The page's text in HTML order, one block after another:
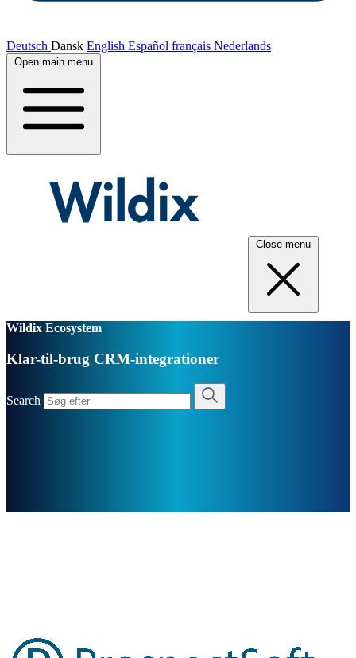
Deutsch Dansk English Español français Nederlands
Open main menu
Close menu
Wildix Ecosystem
Klar-til-brug CRM-integrationer
Search